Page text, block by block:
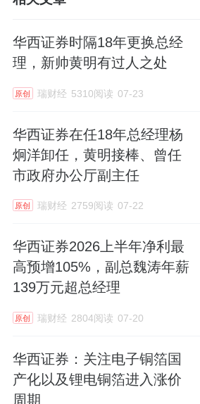
华西证券时隔18年更换总经
理，新帅黄明有过人之处
原创 瑞财经 5310阅读 07-23
华西证券在任18年总经理杨
炯洋卸任，黄明接棒、曾任
市政府办公厅副主任
原创 瑞财经 2759阅读 07-22
华西证券2026上半年净利最
高预增105%，副总魏涛年薪
139万元超总经理
原创 瑞财经 2804阅读 07-20
华西证券：关注电子铜箔国
产化以及锂电铜箔进入涨价
周期